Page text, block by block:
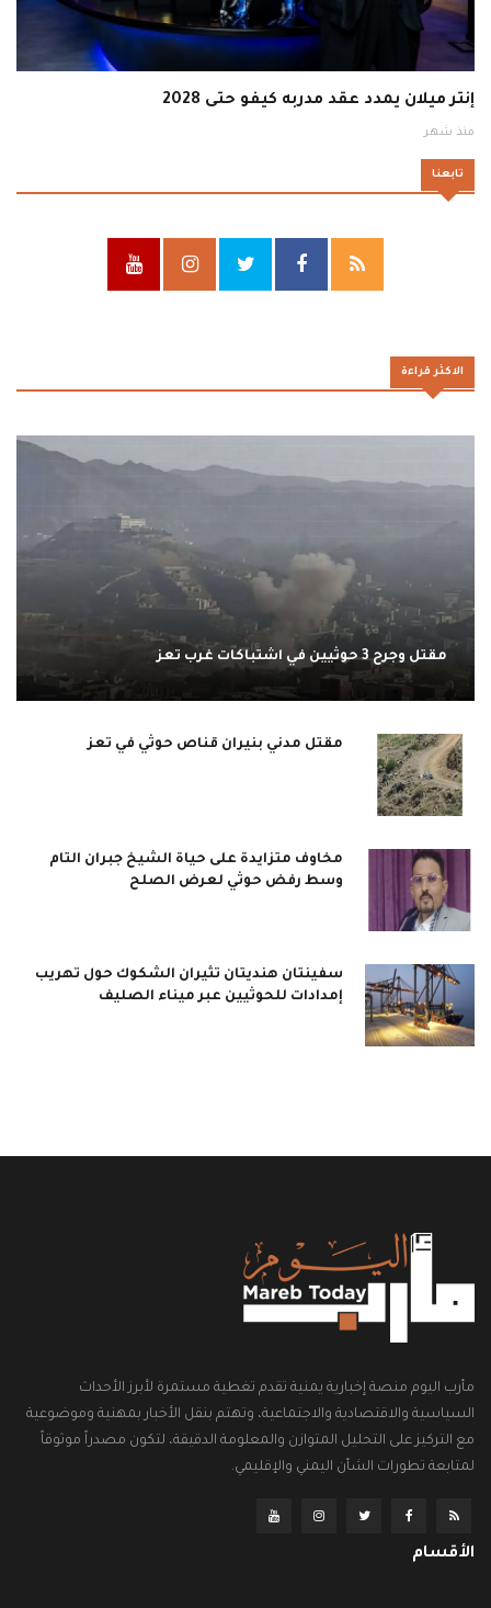
إنتر ميلان يمدد عقد مدربه كيفو حتى 2028
منذ شهر
تابعنا
الاكثر قراءة
مقتل وجرح 3 حوثيين في اشتباكات غرب تعز
مقتل مدني بنيران قناص حوثي في تعز
مخاوف متزايدة على حياة الشيخ جبران التام
وسط رفض حوثي لعرض الصلح
سفينتان هنديتان تثيران الشكوك حول تهريب
إمدادات للحوثيين عبر ميناء الصليف
مأرب اليوم منصة إخبارية يمنية تقدم تغطية مستمرة لأبرز الأحداث
السياسية والاقتصادية والاجتماعية، وتهتم بنقل الأخبار بمهنية وموضوعية
مع التركيز على التحليل المتوازن والمعلومة الدقيقة، لتكون مصدراً موثوقاً
لمتابعة تطورات الشأن اليمني والإقليمي.
الأقسام